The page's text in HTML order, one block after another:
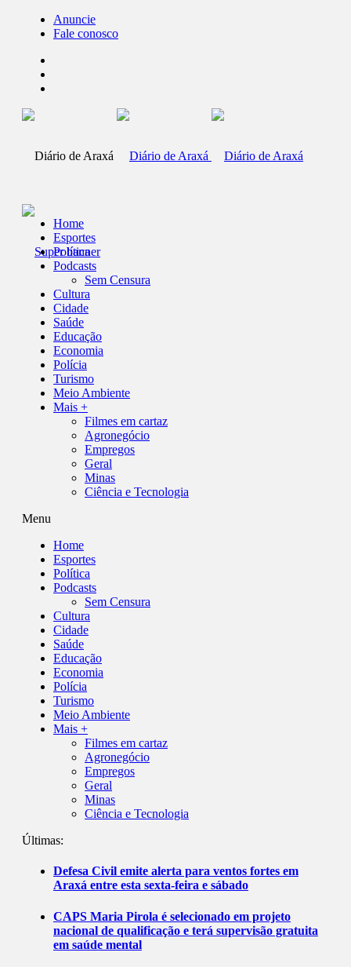
Anuncie
Fale conosco
Home
Esportes
Política
Podcasts
Sem Censura
Cultura
Cidade
Saúde
Educação
Economia
Polícia
Turismo
Meio Ambiente
Mais +
Filmes em cartaz
Agronegócio
Empregos
Geral
Minas
Ciência e Tecnologia
Menu
Home
Esportes
Política
Podcasts
Sem Censura
Cultura
Cidade
Saúde
Educação
Economia
Polícia
Turismo
Meio Ambiente
Mais +
Filmes em cartaz
Agronegócio
Empregos
Geral
Minas
Ciência e Tecnologia
Últimas:
Defesa Civil emite alerta para ventos fortes em
Araxá entre esta sexta-feira e sábado
CAPS Maria Pirola é selecionado em projeto
nacional de qualificação e terá supervisão gratuita
em saúde mental